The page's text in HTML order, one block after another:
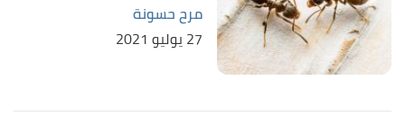
↑
"Treating Sick and Injured Emperor Scorpions"
,
, Retrieved 22/2/2021. Edited.
مرح حسونة
27 يوليو 2021